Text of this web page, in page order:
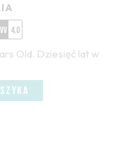
VV 4,0
Old. Dziesięć lat w